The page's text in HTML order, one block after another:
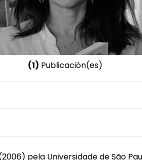
(1) Publicación(es)
pela Universidade de São